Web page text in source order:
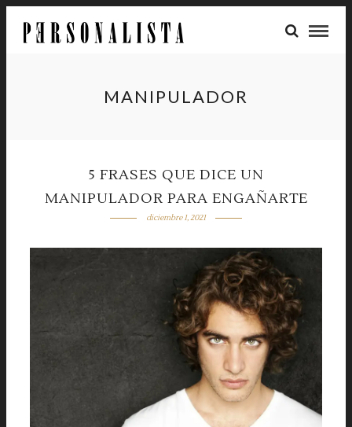
MANIPULADOR
5 FRASES QUE DICE UN
MANIPULADOR PARA ENGAÑARTE
diciembre 1, 2021